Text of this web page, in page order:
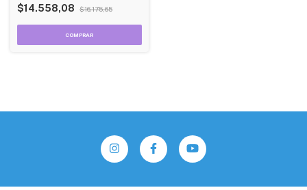
$14.558,08 $16.175,65